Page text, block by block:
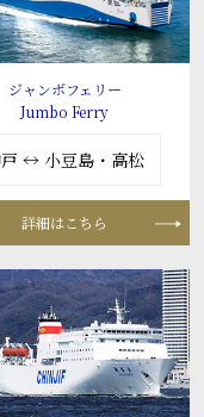
ジャンボフェリー
Jumbo Ferry
↔ 小豆島・高松
詳細はこちら